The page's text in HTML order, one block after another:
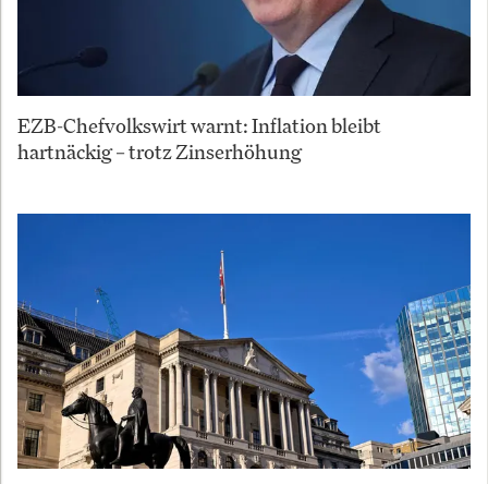
EZB-Chefvolkswirt warnt: Inflation bleibt
hartnäckig – trotz Zinserhöhung